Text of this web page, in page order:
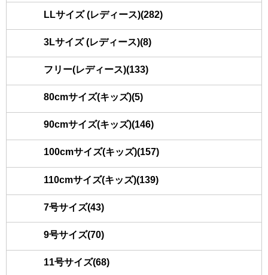
LLサイズ (レディース)(282)
3Lサイズ (レディース)(8)
フリー(レディース)(133)
80cmサイズ(キッズ)(5)
90cmサイズ(キッズ)(146)
100cmサイズ(キッズ)(157)
110cmサイズ(キッズ)(139)
7号サイズ(43)
9号サイズ(70)
11号サイズ(68)